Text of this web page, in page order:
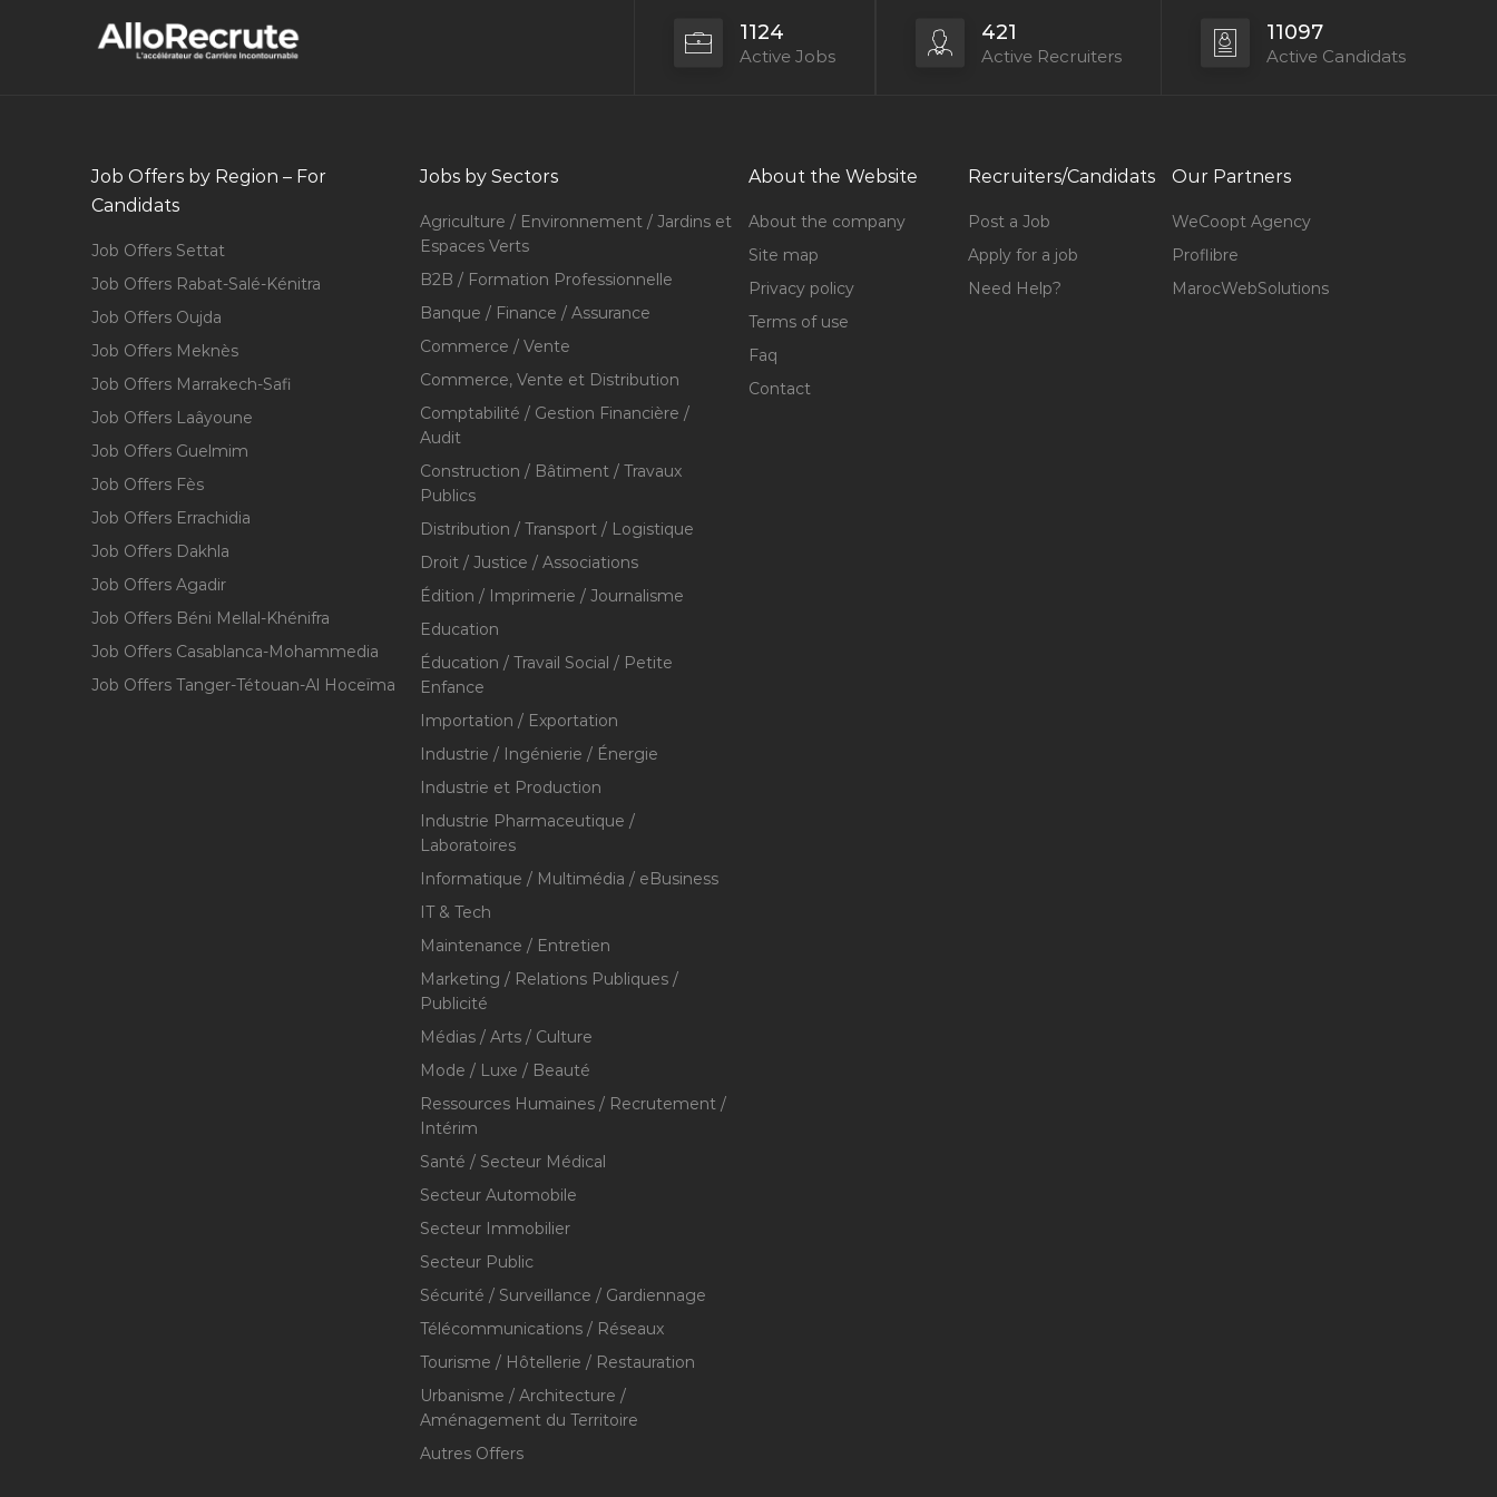
1124
Active Jobs
421
Active Recruiters
11097
Active Candidats
Job Offers by Region – For
Candidats
Job Offers Settat
Job Offers Rabat-Salé-Kénitra
Job Offers Oujda
Job Offers Meknès
Job Offers Marrakech-Safi
Job Offers Laâyoune
Job Offers Guelmim
Job Offers Fès
Job Offers Errachidia
Job Offers Dakhla
Job Offers Agadir
Job Offers Béni Mellal-Khénifra
Job Offers Casablanca-Mohammedia
Job Offers Tanger-Tétouan-Al Hoceïma
Jobs by Sectors
Agriculture / Environnement / Jardins et
Espaces Verts
B2B / Formation Professionnelle
Banque / Finance / Assurance
Commerce / Vente
Commerce, Vente et Distribution
Comptabilité / Gestion Financière /
Audit
Construction / Bâtiment / Travaux
Publics
Distribution / Transport / Logistique
Droit / Justice / Associations
Édition / Imprimerie / Journalisme
Education
Éducation / Travail Social / Petite
Enfance
Importation / Exportation
Industrie / Ingénierie / Énergie
Industrie et Production
Industrie Pharmaceutique /
Laboratoires
Informatique / Multimédia / eBusiness
IT & Tech
Maintenance / Entretien
Marketing / Relations Publiques /
Publicité
Médias / Arts / Culture
Mode / Luxe / Beauté
Ressources Humaines / Recrutement /
Intérim
Santé / Secteur Médical
Secteur Automobile
Secteur Immobilier
Secteur Public
Sécurité / Surveillance / Gardiennage
Télécommunications / Réseaux
Tourisme / Hôtellerie / Restauration
Urbanisme / Architecture /
Aménagement du Territoire
Autres Offers
About the Website
About the company
Site map
Privacy policy
Terms of use
Faq
Contact
Recruiters/Candidats
Post a Job
Apply for a job
Need Help?
Our Partners
WeCoopt Agency
Proflibre
MarocWebSolutions